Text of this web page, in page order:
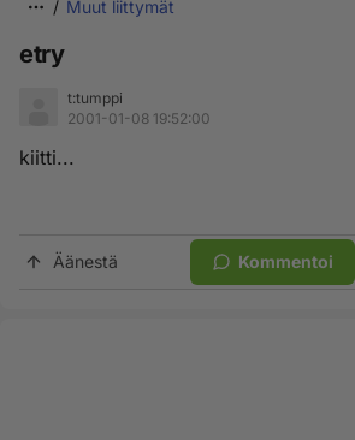
Muut liittymät
etry
t:tumppi
2001-01-08 19:52:00
kiitti...
Äänestä Kommentoi